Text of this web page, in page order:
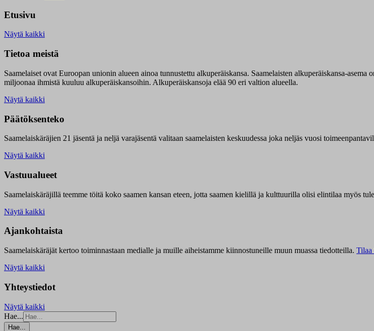
Etusivu
Näytä kaikki
Tietoa meistä
Saamelaiset ovat Euroopan unionin alueen ainoa tunnustettu alkuperäiskansa. Saamelaisten alkuperäiskansa-asema
miljoonaa ihmistä kuuluu alkuperäiskansoihin. Alkuperäiskansoja elää 90 eri valtion alueella.
Näytä kaikki
Päätöksenteko
Saamelaiskäräjien 21 jäsentä ja neljä varajäsentä valitaan saamelaisten keskuudessa joka neljäs vuosi
Näytä kaikki
Vastuualueet
Saamelaiskäräjillä teemme töitä koko saamen kansan eteen, jotta saamen kielillä ja kulttuurilla olisi elintilaa myös
Näytä kaikki
Ajankohtaista
Saamelaiskäräjät kertoo toiminnastaan medialle ja muille aiheistamme kiinnostuneille muun muassa tiedotteilla. Tilaa
Näytä kaikki
Yhteystiedot
Näytä kaikki
Hae...
Hae...